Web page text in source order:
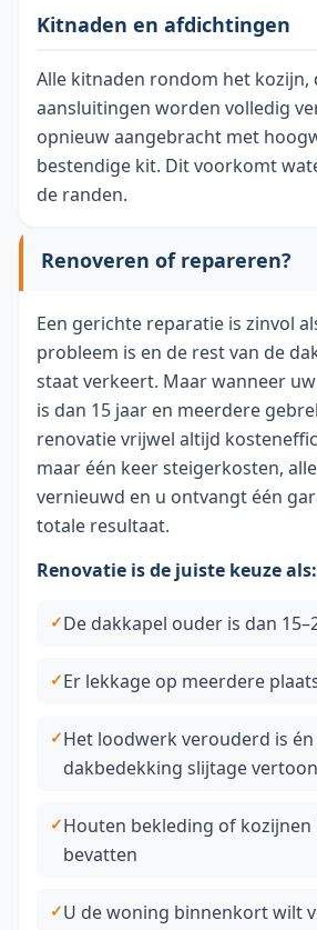
Kitnaden en afdichtingen
Alle kitnaden rondom het kozijn,
aansluitingen worden volledig
opnieuw aangebracht met
bestendige kit. Dit voorkomt
de randen.
Renoveren of repareren?
Een gerichte reparatie is zinvol
probleem is en de rest van de
staat verkeert. Maar wanneer
is dan 15 jaar en meerdere
renovatie vrijwel altijd
maar één keer steigerkosten,
vernieuwd en u ontvangt één
totale resultaat.
Renovatie is de juiste keuze als:
De dakkapel ouder is dan
Er lekkage op meerdere
Het loodwerk verouderd is
dakbedekking slijtage
Houten bekleding of
bevatten
U de woning binnenkort wilt